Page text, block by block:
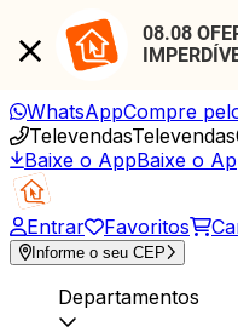
08.08
WhatsAppCompre
TelevendasTelevendas
Baixe o AppBaixe o
Entrar Favoritos
Informe o seu CEP
Departamentos